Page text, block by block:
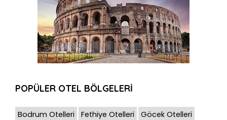
POPÜLER OTEL BÖLGELERİ
Bodrum Otelleri Fethiye Otelleri
Göcek Otelleri